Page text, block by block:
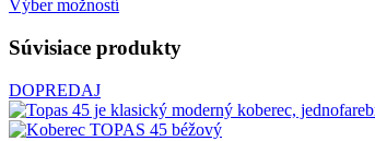
Výber možností
Súvisiace produkty
DOPREDAJ